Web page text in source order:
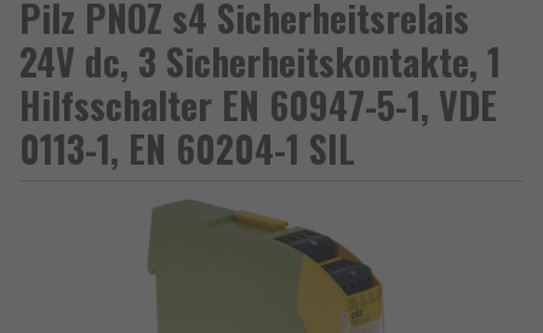
Pilz PNOZ s4 Sicherheitsrelais
24V dc, 3 Sicherheitskontakte, 1
Hilfsschalter EN 60947-5-1, VDE
0113-1, EN 60204-1 SIL